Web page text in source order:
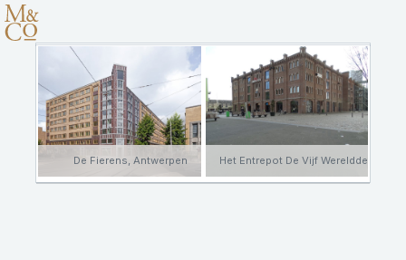
De Fierens, Antwerpen Het Entrepot De Vijf Werelddelen,